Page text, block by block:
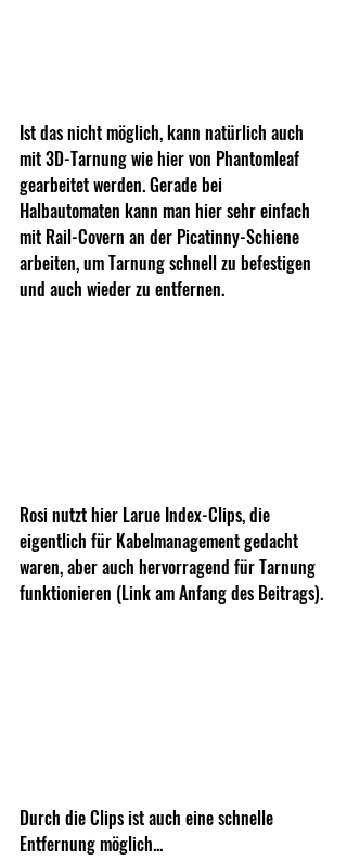
Ist das nicht möglich, kann natürlich auch
mit 3D-Tarnung wie hier von Phantomleaf
gearbeitet werden. Gerade bei
Halbautomaten kann man hier sehr einfach
mit Rail-Covern an der Picatinny-Schiene
arbeiten, um Tarnung schnell zu befestigen
und auch wieder zu entfernen.
Rosi nutzt hier Larue Index-Clips, die
eigentlich für Kabelmanagement gedacht
waren, aber auch hervorragend für Tarnung
funktionieren (Link am Anfang des Beitrags).
Durch die Clips ist auch eine schnelle
Entfernung möglich...